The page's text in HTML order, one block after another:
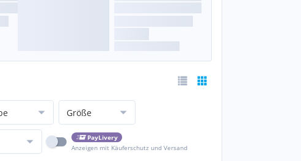
Größe
PayLivery
Anzeigen mit Käuferschutz und Versand